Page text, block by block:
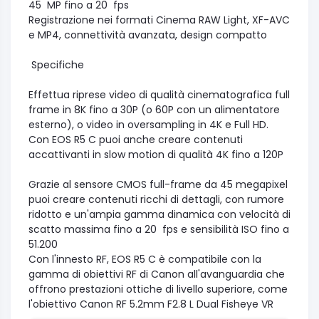
45 MP fino a 20 fps
Registrazione nei formati Cinema RAW Light, XF-AVC
e MP4, connettività avanzata, design compatto
Specifiche
Effettua riprese video di qualità cinematografica full
frame in 8K fino a 30P (o 60P con un alimentatore
esterno), o video in oversampling in 4K e Full HD.
Con EOS R5 C puoi anche creare contenuti
accattivanti in slow motion di qualità 4K fino a 120P
Grazie al sensore CMOS full-frame da 45 megapixel
puoi creare contenuti ricchi di dettagli, con rumore
ridotto e un'ampia gamma dinamica con velocità di
scatto massima fino a 20 fps e sensibilità ISO fino a
51.200
Con l'innesto RF, EOS R5 C è compatibile con la
gamma di obiettivi RF di Canon all'avanguardia che
offrono prestazioni ottiche di livello superiore, come
l'obiettivo Canon RF 5.2mm F2.8 L Dual Fisheye VR